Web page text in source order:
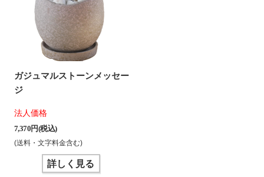
ガジュマルストーンメッセー
ジ
法人価格
7,370 円(税込)
(送料・文字料金含む)
詳しく見る